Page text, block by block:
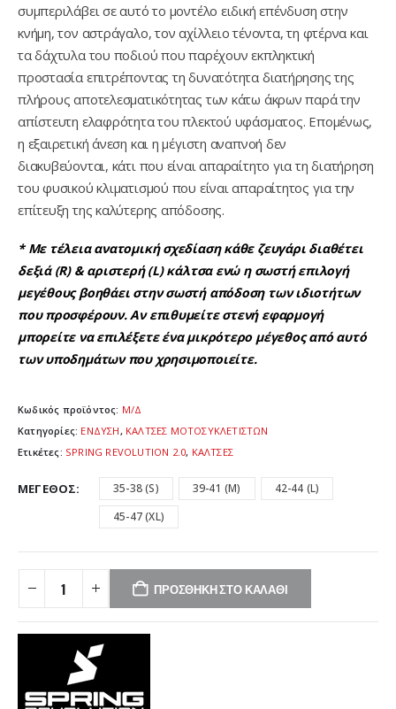
συμπεριλάβει σε αυτό το μοντέλο ειδική επένδυση στην
κνήμη, τον αστράγαλο, τον αχίλλειο τένοντα, τη φτέρνα και
τα δάχτυλα του ποδιού που παρέχουν εκπληκτική
προστασία επιτρέποντας τη δυνατότητα διατήρησης της
πλήρους αποτελεσματικότητας των κάτω άκρων παρά την
απίστευτη ελαφρότητα του πλεκτού υφάσματος. Επομένως,
η εξαιρετική άνεση και η μέγιστη αναπνοή δεν
διακυβεύονται, κάτι που είναι απαραίτητο για τη διατήρηση
του φυσικού κλιματισμού που είναι απαραίτητος για την
επίτευξη της καλύτερης απόδοσης.
* Με τέλεια ανατομική σχεδίαση κάθε ζευγάρι διαθέτει
δεξιά (R) & αριστερή (L) κάλτσα ενώ η σωστή επιλογή
μεγέθους βοηθάει στην σωστή απόδοση των ιδιοτήτων
που προσφέρουν. Αν επιθυμείτε στενή εφαρμογή
μπορείτε να επιλέξετε ένα μικρότερο μέγεθος από αυτό
των υποδημάτων που χρησιμοποιείτε.
Κωδικός προϊόντος: Μ/Δ
Κατηγορίες: ΕΝΔΥΣΗ , ΚΑΛΤΣΕΣ ΜΟΤΟΣΥΚΛΕΤΙΣΤΩΝ
Ετικέτες: SPRING REVOLUTION 2.0, ΚΑΛΤΣΕΣ
ΜΈΓΕΘΟΣ 35-38 (S) 39-41 (M)
42-44 (L)
45-47 (XL)
ΠΡΟΣΘΉΚΗ ΣΤΟ ΚΑΛΆΘΙ